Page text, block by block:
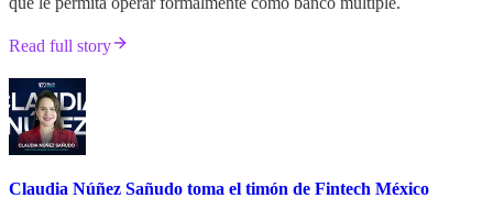
Read full story
Claudia Núñez Sañudo toma el timón de Fintech México